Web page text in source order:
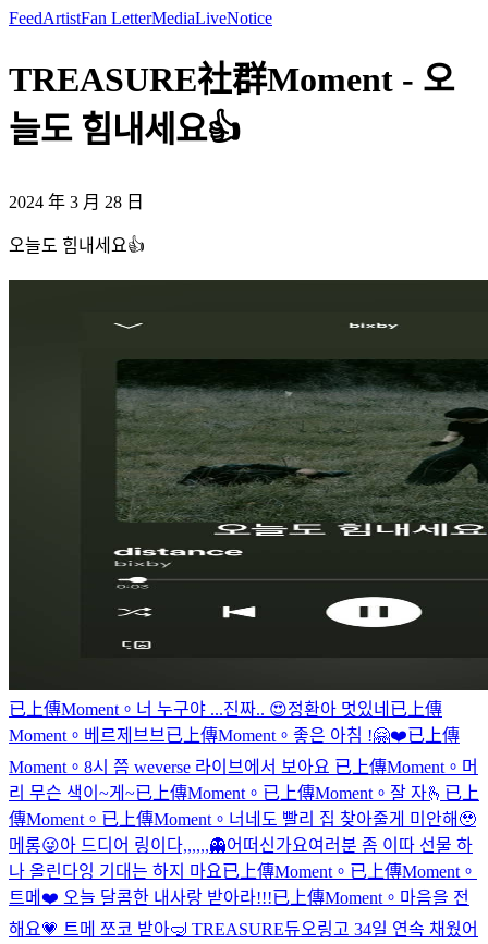
FeedArtistFan LetterMediaLiveNotice
TREASURE社群Moment - 오
늘도 힘내세요👍
2024 年 3 月 28 日
오늘도 힘내세요👍
已上傳Moment。 너 누구야 ...진짜.. 😍정환아 멋있네 已上傳
Moment。 베르제브브已上傳Moment。 좋은 아침 !🤗❤️已上傳
Moment。 8시 쯤 weverse 라이브에서 보아요 已上傳Moment。 머
리 무슨 색이~게~已上傳Moment。 已上傳Moment。 잘 자🫰 已上
傳Moment。 已上傳Moment。 너네도 빨리 집 찾아줄게 미안해🥹
메롱😜아 드디어 링이다,,,,,,👻어떠신가요여러분 좀 이따 선물 하
나 올린다잉 기대는 하지 마요已上傳Moment。 已上傳Moment。
트메❤️ 오늘 달콤한 내사랑 받아라!!!已上傳Moment。 마음을 전
해요💗 트메 쪼코 받아🤿 TREASURE듀오링고 34일 연속 채웠어